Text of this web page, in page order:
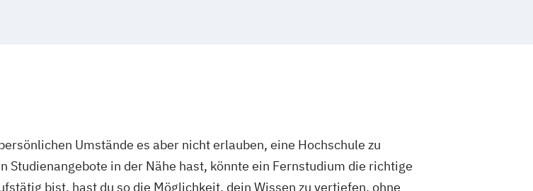
DAS IT-Management (in Kooperation mit der
Hochschule Burgenland)
DAS Informationssicherheit und IT-Risikomanagement
Umstände es aber nicht erlauben, eine Hochschule zu
in der Nähe hast, könnte ein Fernstudium die richtige
bist, hast du so die Möglichkeit, dein Wissen zu vertiefen, ohne